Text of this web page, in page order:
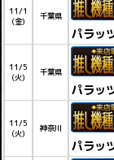
11/1
(金)
千葉県
パラッ
11/5
(火)
千葉県
パラッ
11/5
(火)
神奈川
パラッ